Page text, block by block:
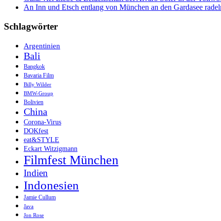
An Inn und Etsch entlang von München an den Gardasee
Schlagwörter
Argentinien
Bali
Bangkok
Bavaria Film
Billy Wilder
BMW-Group
Bolivien
China
Corona-Virus
DOKfest
eat&STYLE
Eckart Witzigmann
Filmfest München
Indien
Indonesien
Jamie Cullum
Java
Jon Rose